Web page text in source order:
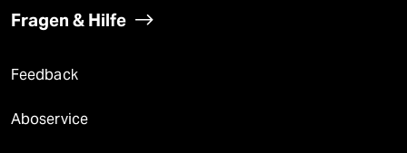
Fragen & Hilfe
Feedback
Aboservice